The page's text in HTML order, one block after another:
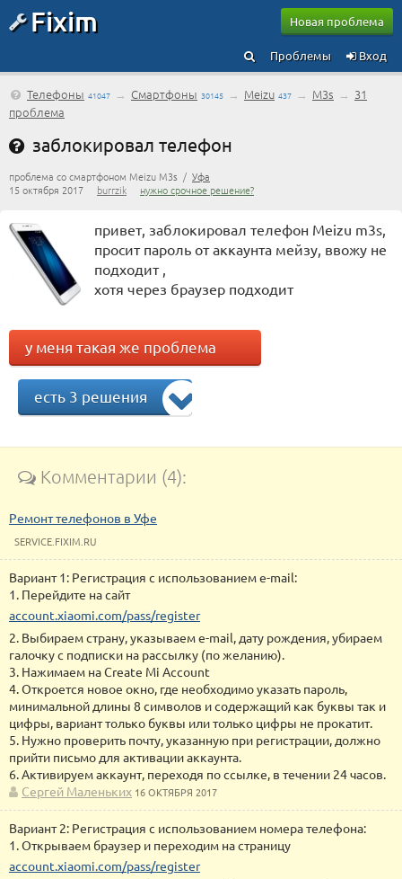
Fixim Новая проблема
Вход
Проблемы
Телефоны 41047 → Смартфоны 30145 → Meizu 437 → M3s → 31
проблема
заблокировал телефон
проблема со смартфоном Meizu M3s / Уфа
15 октября 2017 burrzik нужно срочное решение?
привет, заблокировал телефон Meizu m3s,
просит пароль от аккаунта мейзу, ввожу не
подходит ,
хотя через браузер подходит
у меня такая же проблема
есть 3 решения
Комментарии (4):
Ремонт телефонов в Уфе
SERVICE.FIXIM.RU
Вариант 1: Регистрация с использованием e-mail:
1. Перейдите на сайт
account.xiaomi.com/pass/register
2. Выбираем страну, указываем e-mail, дату рождения, убираем
галочку с подписки на рассылку (по желанию).
3. Нажимаем на Create Mi Account
4. Откроется новое окно, где необходимо указать пароль,
минимальной длины 8 символов и содержащий как буквы так и
цифры, вариант только буквы или только цифры не прокатит.
5. Нужно проверить почту, указанную при регистрации, должно
прийти письмо для активации аккаунта.
6. Активируем аккаунт, переходя по ссылке, в течении 24 часов.
Сергей Маленьких 16 ОКТЯБРЯ 2017
Вариант 2: Регистрация с использованием номера телефона:
1. Открываем браузер и переходим на страницу
account.xiaomi.com/pass/register